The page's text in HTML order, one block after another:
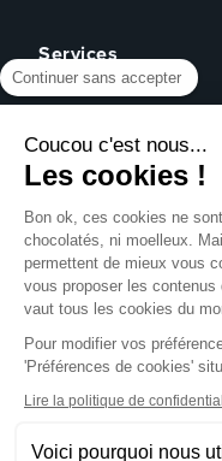
Cartes de visite
Affiches
Brochures
Éco-responsable
Express 24h
Services
Devis sur mesure
Revendeurs
Qui sommes-nous ?
Avis clients
Partenariat
Presse
Assistance
Centre d'aide
Formulaire de contact
Rechercher un gabarit
Pack échantillons
Créer mon compte
Se connecter
Blog
NOUS SUIVRE SUR
NOS MOYENS DE
Continuer sans accepter
Coucou c'est nous...
Les cookies !
Bon ok, ces cookies ne
chocolatés, ni moelleux.
permettent de mieux vous
vous proposer les
vaut tous les cookies du
Pour modifier vos
'Préférences de cookies'
Lire la politique de
Voici pourquoi nous